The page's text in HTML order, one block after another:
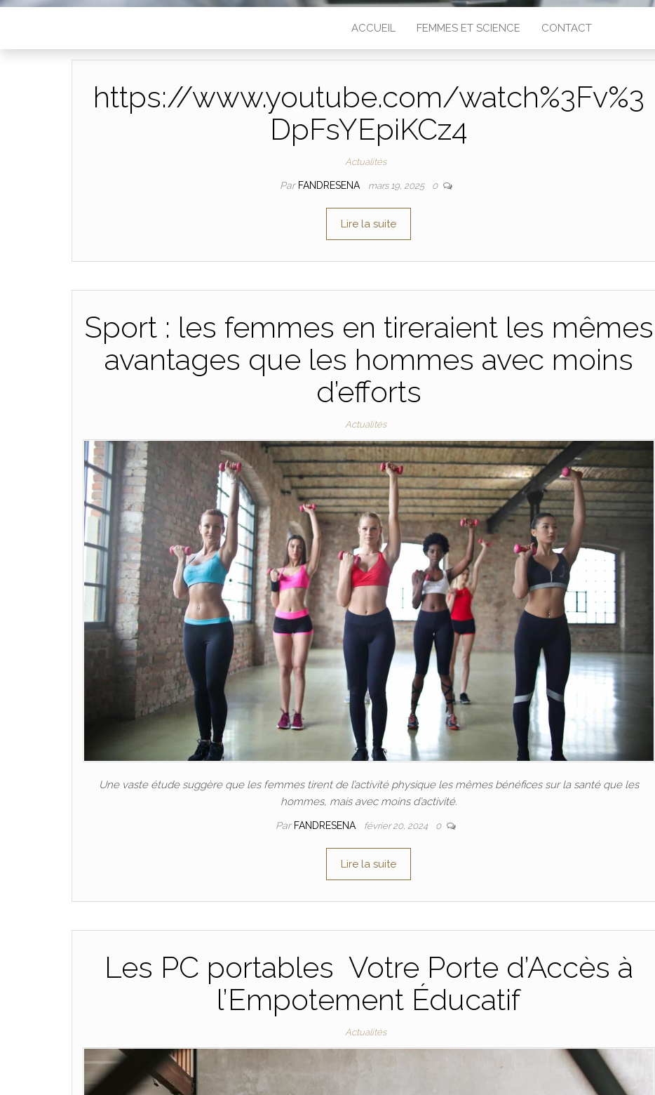
ACCUEIL FEMMES ET SCIENCE CONTACT
https://www.youtube.com/watch%3Fv%3
DpFsYEpiKCz4
Actualités
Par FANDRESENA mars 19, 2025 0
Lire la suite
Sport : les femmes en tireraient les mêmes
avantages que les hommes avec moins
d’efforts
Actualités
Une vaste étude suggère que les femmes tirent de l’activité physique les mêmes bénéfices sur la santé que les
hommes, mais avec moins d’activité.
Par FANDRESENA février 20, 2024 0
Lire la suite
Les PC portables Votre Porte d’Accès à
l’Empotement Éducatif
Actualités